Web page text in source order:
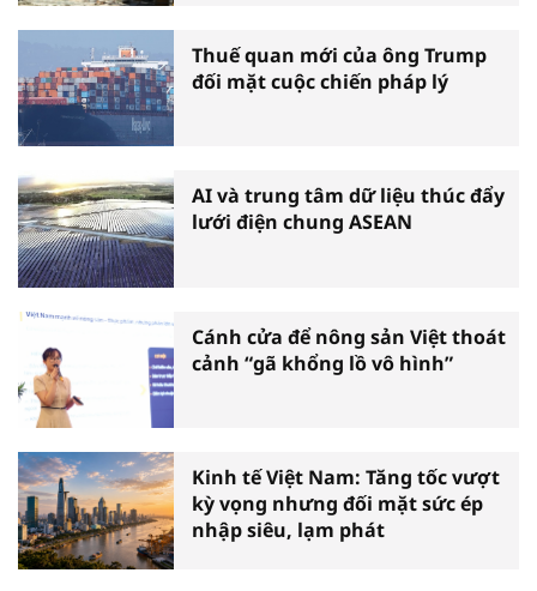
Thuế quan mới của ông Trump
đối mặt cuộc chiến pháp lý
AI và trung tâm dữ liệu thúc đẩy
lưới điện chung ASEAN
Cánh cửa để nông sản Việt thoát
cảnh “gã khổng lồ vô hình”
Kinh tế Việt Nam: Tăng tốc vượt
kỳ vọng nhưng đối mặt sức ép
nhập siêu, lạm phát